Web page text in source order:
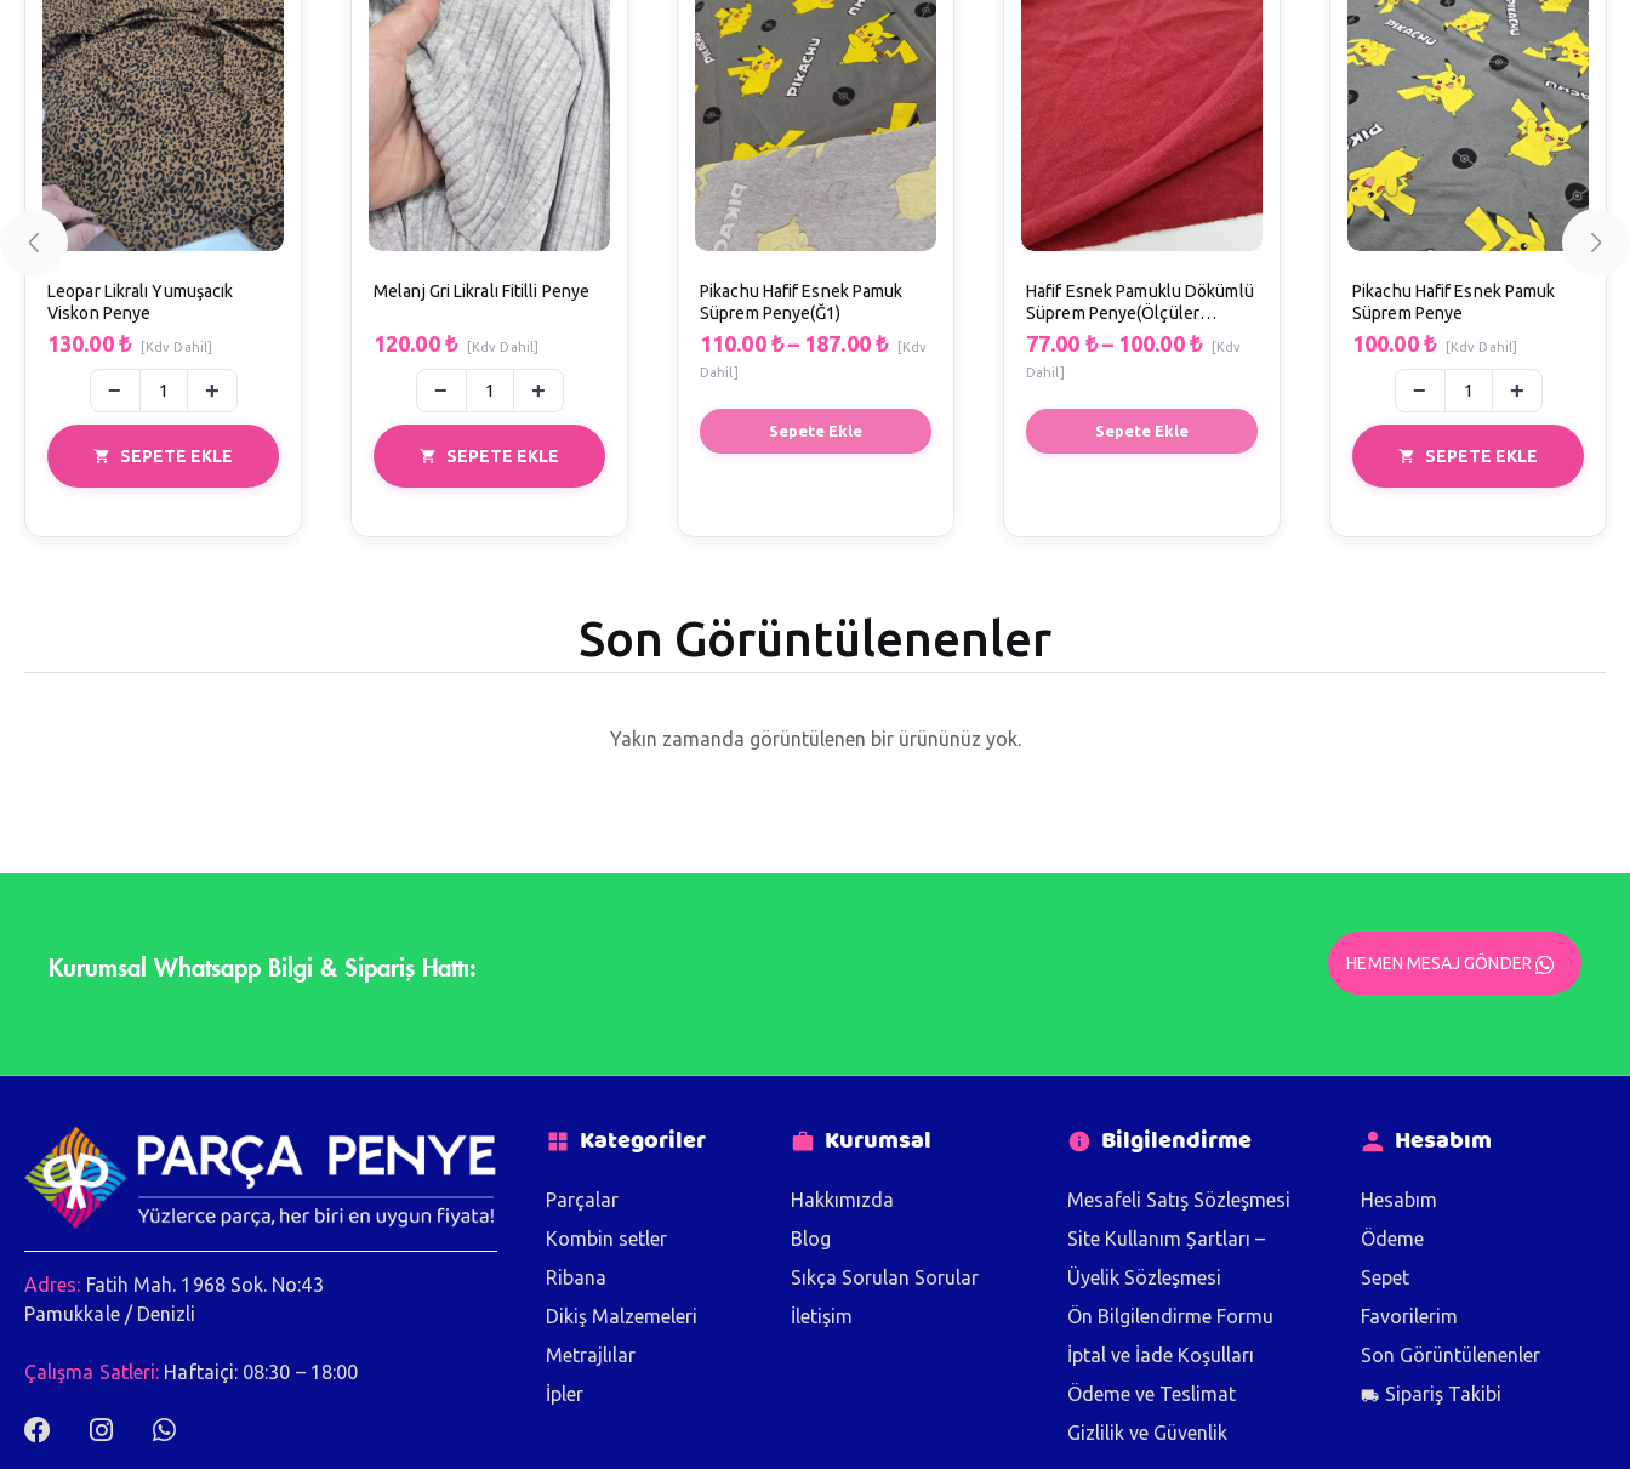
SEPETE EKLE
Leopar Likralı Yumuşacık
Viskon Penye
130.00 ₺ [Kdv Dahil]
SEPETE EKLE
Melanj Gri Likralı Fitilli Penye
120.00 ₺ [Kdv Dahil]
Sepete Ekle
Pikachu Hafif Esnek Pamuk
Süprem Penye(Ğ1)
110.00 ₺ – 187.00 ₺
[Kdv
Dahil]
Sepete Ekle
Hafif Esnek Pamuklu Dökümlü
Süprem Penye(Ölçüler
EnxBoy)
77.00 ₺ – 100.00 ₺
[Kdv
Dahil]
SEPETE EKLE
Pikachu Hafif Esnek Pamuk
Süprem Penye
100.00 ₺ [Kdv Dahil]
Son Görüntülenenler
Yakın zamanda görüntülenen bir ürününüz yok.
Kurumsal Whatsapp Bilgi & Sipariş Hattı: HEMEN MESAJ GÖNDER
Adres: Fatih Mah. 1968 Sok. No:43
Pamukkale / Denizli
Çalışma Satleri: Haftaiçi: 08:30 – 18:00
Kategoriler
Parçalar
Kombin setler
Ribana
Dikiş Malzemeleri
Metrajlılar
İpler
Kurumsal
Hakkımızda
Blog
Sıkça Sorulan Sorular
İletişim
Bilgilendirme
Mesafeli Satış Sözleşmesi
Site Kullanım Şartları –
Üyelik Sözleşmesi
Ön Bilgilendirme Formu
İptal ve İade Koşulları
Ödeme ve Teslimat
Gizlilik ve Güvenlik
Hesabım
Hesabım
Ödeme
Sepet
Favorilerim
Son Görüntülenenler
Sipariş Takibi